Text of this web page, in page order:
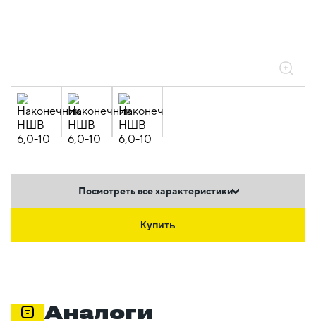
Посмотреть все характеристики
Купить
Аналоги